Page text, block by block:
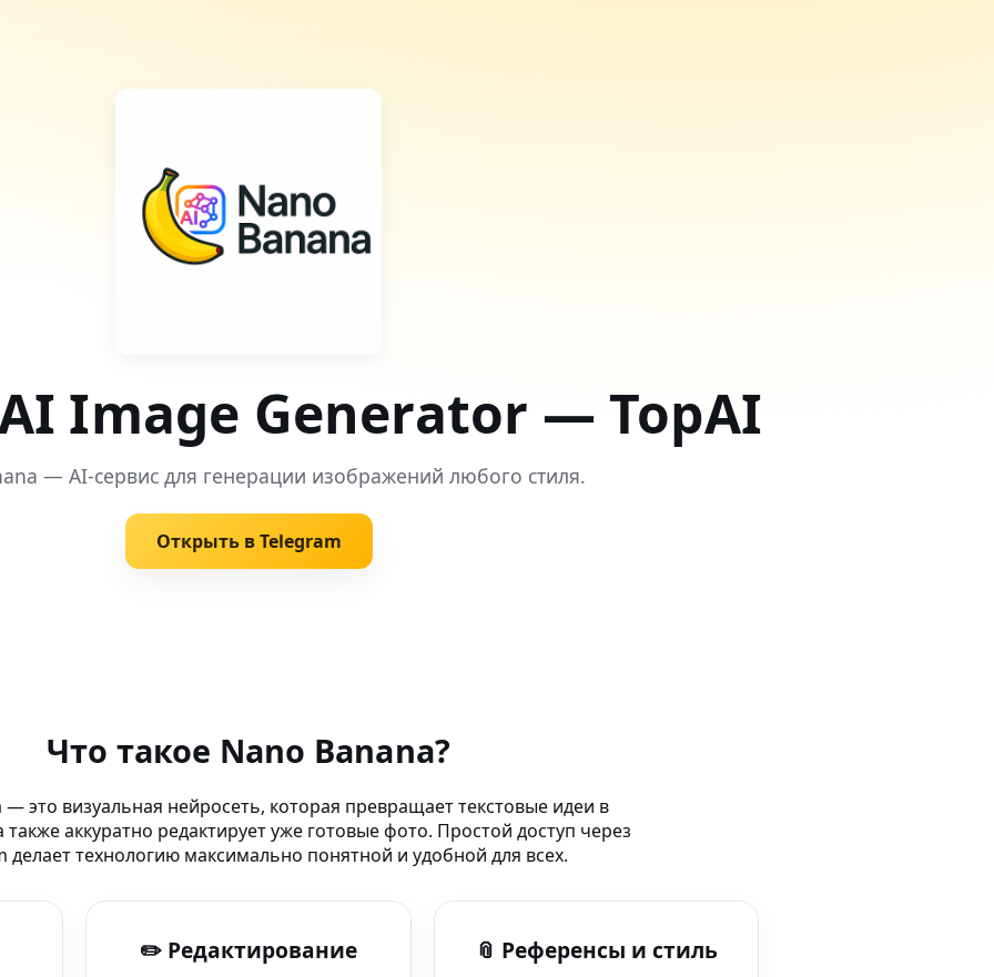
Image Generator — TopAI
— AI-сервис для генерации изображений любого стиля.
Открыть в Telegram
нового поколения
водяных знаков
чат-бот Nano
Что такое Nano Banana?
— это визуальная нейросеть, которая превращает текстовые идеи в
аккуратно редактирует уже готовые фото. Простой доступ через
делает технологию максимально понятной и удобной для всех.
✏️ Редактирование 📎 Референсы и стиль